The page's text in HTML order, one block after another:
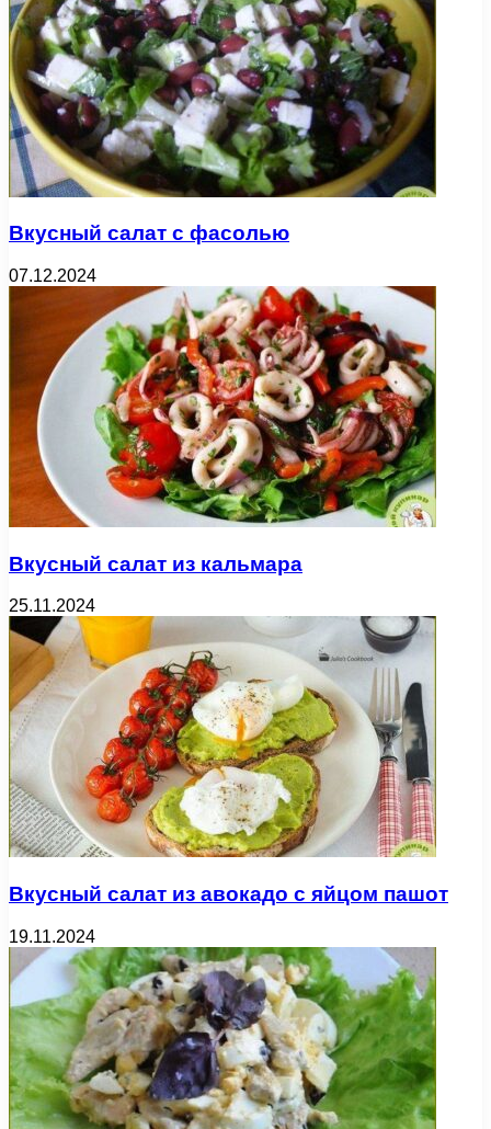
Вкусный салат с фасолью
07.12.2024
Вкусный салат из кальмара
25.11.2024
Вкусный салат из авокадо с яйцом пашот
19.11.2024